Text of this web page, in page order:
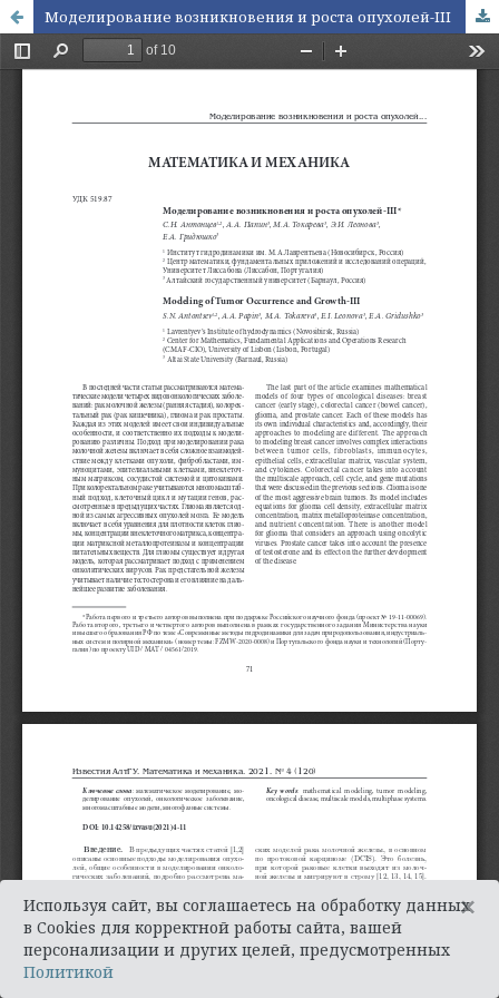
Моделирование возникновения и роста опухолей-III
Используя сайт, вы соглашаетесь на обработку данных
в Cookies для корректной работы сайта, вашей
персонализации и других целей, предусмотренных
Политикой
×